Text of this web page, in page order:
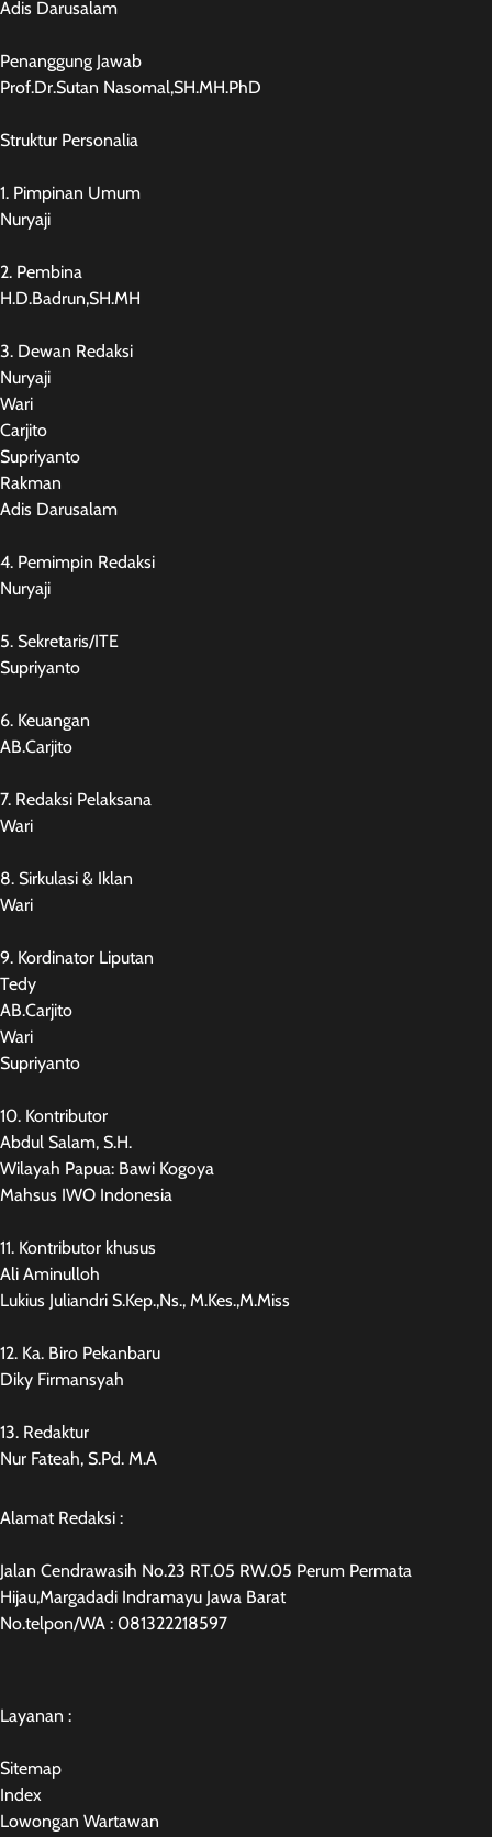
Adis Darusalam
Penanggung Jawab
Prof.Dr.Sutan Nasomal,SH.MH.PhD
Struktur Personalia
1. Pimpinan Umum
Nuryaji
2. Pembina
H.D.Badrun,SH.MH
3. Dewan Redaksi
Nuryaji
Wari
Carjito
Supriyanto
Rakman
Adis Darusalam
4. Pemimpin Redaksi
Nuryaji
5. Sekretaris/ITE
Supriyanto
6. Keuangan
AB.Carjito
7. Redaksi Pelaksana
Wari
8. Sirkulasi & Iklan
Wari
9. Kordinator Liputan
Tedy
AB.Carjito
Wari
Supriyanto
10. Kontributor
Abdul Salam, S.H.
Wilayah Papua: Bawi Kogoya
Mahsus IWO Indonesia
11. Kontributor khusus
Ali Aminulloh
Lukius Juliandri S.Kep.,Ns., M.Kes.,M.Miss
12. Ka. Biro Pekanbaru
Diky Firmansyah
13. Redaktur
Nur Fateah, S.Pd. M.A
Alamat Redaksi :
Jalan Cendrawasih No.23 RT.05 RW.05 Perum Permata
Hijau,Margadadi Indramayu Jawa Barat
No.telpon/WA : 081322218597
Layanan :
Sitemap
Index
Lowongan Wartawan